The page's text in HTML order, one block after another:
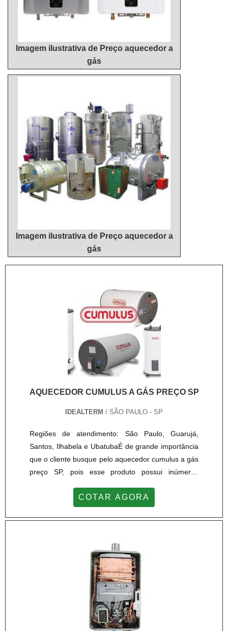
Imagem ilustrativa de Preço aquecedor a
gás
Imagem ilustrativa de Preço aquecedor a
gás
AQUECEDOR CUMULUS A GÁS PREÇO SP
IDEALTERM / SÃO PAULO - SP
Regiões de atendimento: São Paulo, Guarujá,
Santos, Ilhabela e UbatubaÉ de grande importância
que o cliente busque pelo aquecedor cumulus a gás
preço SP, pois esse produto possui inúmeras
desempenho.É fundamental pensar em todas as
instalação e a garantia, é relevante destacar que a
ser levado em conta.Conheça algumas das
qualidades do produto Melhor custo-benefício;
Durabilidade; Eficiência; Economia de energia.Uma
das principais normas, é a ABNT NBR-13103, que
obriga a instalação de uma chaminé para que seja
feito o uso do aquecedor, ou seja, para o produto
trabalhar com máxima segurança queimado para
COTAR AGORA